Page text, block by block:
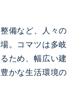
備など、人々の
。コマツは多岐
ため、幅広い建
かな生活環境の